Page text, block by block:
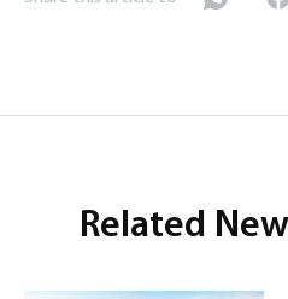
Related